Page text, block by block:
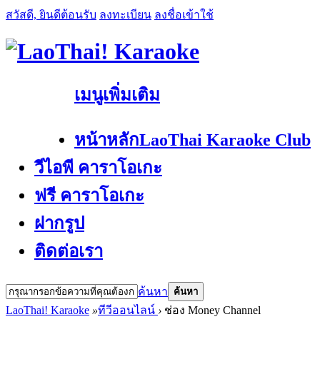
สวัสดี, ยินดีต้อนรับ ลงทะเบียน ลงชื่อเข้าใช้
เมนูเพิ่มเติม
หน้าหลักLaoThai Karaoke Club
วีไอพี คาราโอเกะ
ฟรี คาราโอเกะ
ฝากรูป
ติดต่อเรา
ค้นหา ค้นหา
LaoThai! Karaoke »ทีวีออนไลน์ › ช่อง Money Channel